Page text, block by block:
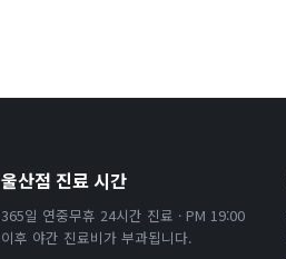
울산점 진료 시간
365일 연중무휴 24시간 진료 · PM 19:00
이후 야간 진료비가 부과됩니다.